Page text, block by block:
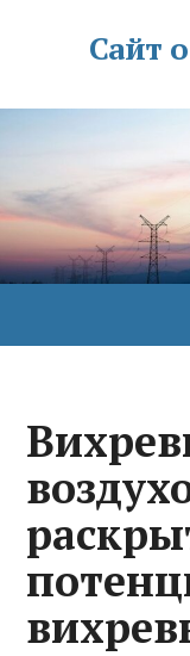
Сайт